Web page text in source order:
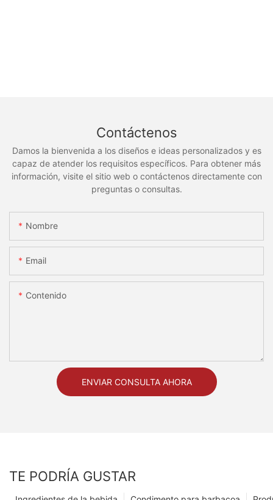
Contáctenos
Damos la bienvenida a los diseños e ideas personalizados y es
capaz de atender los requisitos específicos. Para obtener más
información, visite el sitio web o contáctenos directamente con
preguntas o consultas.
Nombre
Email
Contenido
ENVIAR CONSULTA AHORA
TE PODRÍA GUSTAR